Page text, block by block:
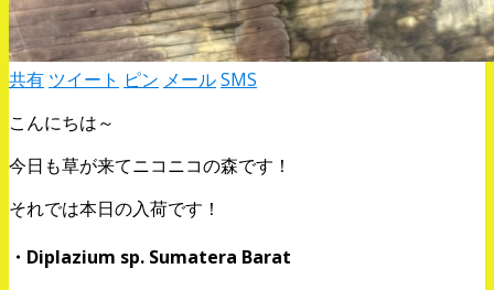
共有 ツイート ピン メールSMS
こんにちは～
今日も草が来てニコニコの森です！
それでは本日の入荷です！
・Diplazium sp. Sumatera Barat